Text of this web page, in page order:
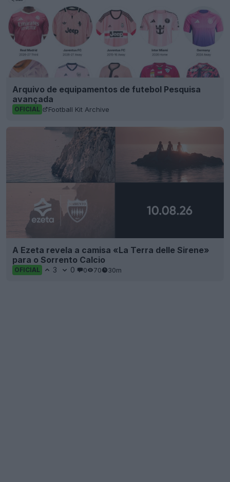
Arquivo de equipamentos de futebol Pesquisa
avançada
OFICIAL Football Kit Archive
A Ezeta revela a camisa «La Terra delle Sirene»
para o Sorrento Calcio
OFICIAL 3 0 0 70 30m